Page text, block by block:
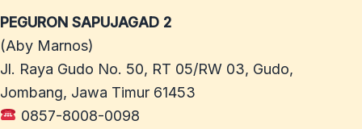
PEGURON SAPUJAGAD 2
(Aby Marnos)
Jl. Raya Gudo No. 50, RT 05/RW 03, Gudo,
Jombang, Jawa Timur 61453
0857-8008-0098